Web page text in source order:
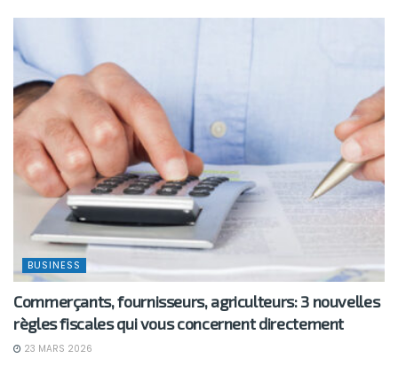
BUSINESS
Commerçants, fournisseurs, agriculteurs: 3 nouvelles
règles fiscales qui vous concernent directement
23 MARS 2026